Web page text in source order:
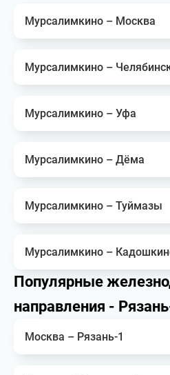
Мурсалимкино – Москва
Мурсалимкино –
Мурсалимкино – Уфа
Мурсалимкино – Дёма
Мурсалимкино – Туймазы
Мурсалимкино –
Популярные
направления -
Москва – Рязань-1